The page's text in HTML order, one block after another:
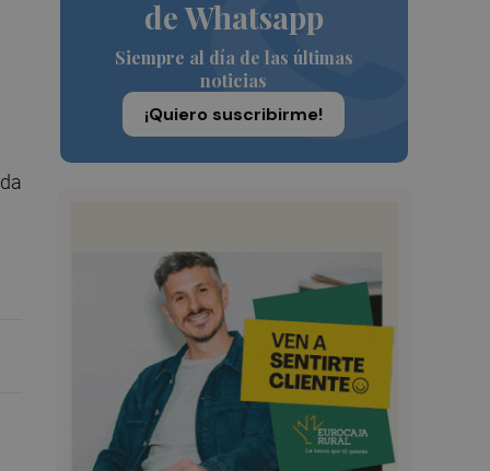
de Whatsapp
Siempre al día de las últimas
noticias
¡Quiero suscribirme!